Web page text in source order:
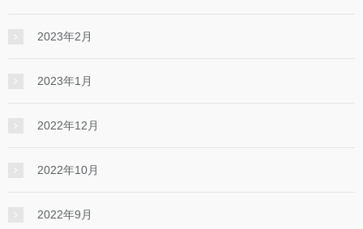
2023年2月
2023年1月
2022年12月
2022年10月
2022年9月